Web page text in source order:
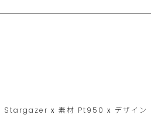
Stargazer x 素材 Pt950 x デザイン